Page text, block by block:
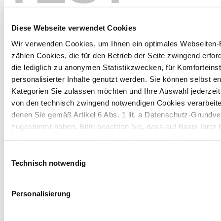
Diese Webseite verwendet Cookies
Wir verwenden Cookies, um Ihnen ein optimales
zählen Cookies, die für den Betrieb der Seite zwingend
die lediglich zu anonymen Statistikzwecken, für
personalisierter Inhalte genutzt werden. Sie können selbst
Kategorien Sie zulassen möchten und Ihre Auswahl
von den technisch zwingend notwendigen Cookies
denen Sie gemäß Artikel 6 Abs. 1 lit. a Datenschutz-
zugestimmt haben. Bitte beachten Sie, dass auf Basis Ihrer
Weitere Informationen finden Sie in unserem
Drittstaaten:
Technisch notwendig
Personalisierung
SICHERHEITSETIKETT & ETIKETTENSPENDER
TagPack
Unser Etikettenspendeservice für pharmazeutische
Verpackungen integriert Etiketten mit Hilfe
automatisierter Maschinen in Faltschachteln. Dieser
Prozess sorgt für eine präzise Platzierung der
detaillierte Berichte. Bei serialisierten Etiketten wie
Anwendung der Codes und erleichtert so die